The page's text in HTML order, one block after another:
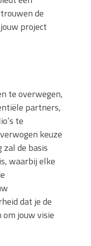
de
project
te overwegen,
partners,
te
keuze
de basis
waarbij elke
dat je de
jouw visie